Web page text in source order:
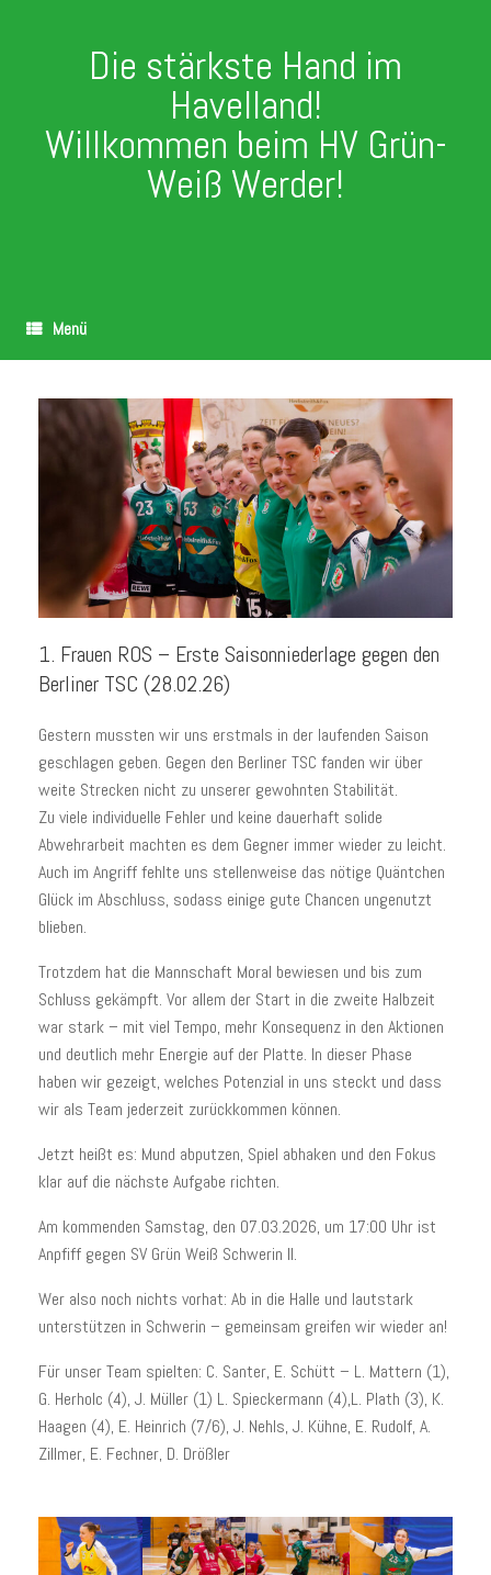
Die stärkste Hand im
Havelland!
Willkommen beim HV Grün-
Weiß Werder!
Menü
1. Frauen ROS – Erste Saisonniederlage gegen den
Berliner TSC (28.02.26)
Gestern mussten wir uns erstmals in der laufenden Saison
geschlagen geben. Gegen den Berliner TSC fanden wir über
weite Strecken nicht zu unserer gewohnten Stabilität.
Zu viele individuelle Fehler und keine dauerhaft solide
Abwehrarbeit machten es dem Gegner immer wieder zu leicht.
Auch im Angriff fehlte uns stellenweise das nötige Quäntchen
Glück im Abschluss, sodass einige gute Chancen ungenutzt
blieben.
Trotzdem hat die Mannschaft Moral bewiesen und bis zum
Schluss gekämpft. Vor allem der Start in die zweite Halbzeit
war stark – mit viel Tempo, mehr Konsequenz in den Aktionen
und deutlich mehr Energie auf der Platte. In dieser Phase
haben wir gezeigt, welches Potenzial in uns steckt und dass
wir als Team jederzeit zurückkommen können.
Jetzt heißt es: Mund abputzen, Spiel abhaken und den Fokus
klar auf die nächste Aufgabe richten.
Am kommenden Samstag, den 07.03.2026, um 17:00 Uhr ist
Anpfiff gegen SV Grün Weiß Schwerin II.
Wer also noch nichts vorhat: Ab in die Halle und lautstark
unterstützen in Schwerin – gemeinsam greifen wir wieder an!
Für unser Team spielten: C. Santer, E. Schütt – L. Mattern (1),
G. Herholc (4), J. Müller (1) L. Spieckermann (4),L. Plath (3), K.
Haagen (4), E. Heinrich (7/6), J. Nehls, J. Kühne, E. Rudolf, A.
Zillmer, E. Fechner, D. Drößler